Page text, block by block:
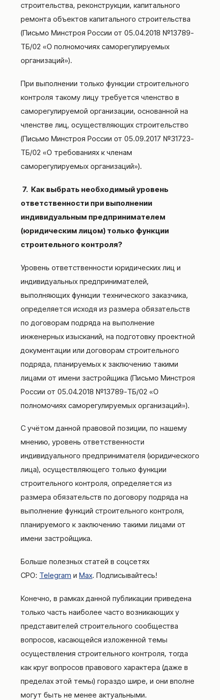
строительства, реконструкции, капитального
ремонта объектов капитального строительства
(Письмо Минстроя России от 05.04.2018 №13789-
ТБ/02 «О полномочиях саморегулируемых
организаций»).
При выполнении только функции строительного
контроля такому лицу требуется членство в
саморегулируемой организации, основанной на
членстве лиц, осуществляющих строительство
(Письмо Минстроя России от 05.09.2017 №31723-
ТБ/02 «О требованиях к членам
саморегулируемых организаций»).
7. Как выбрать необходимый уровень
ответственности при выполнении
индивидуальным предпринимателем
(юридическим лицом) только функции
строительного контроля?
Уровень ответственности юридических лиц и
индивидуальных предпринимателей,
выполняющих функции технического заказчика,
определяется исходя из размера обязательств
по договорам подряда на выполнение
инженерных изысканий, на подготовку проектной
документации или договорам строительного
подряда, планируемых к заключению такими
лицами от имени застройщика (Письмо Минстроя
России от 05.04.2018 №13789-ТБ/02 «О
полномочиях саморегулируемых организаций»).
С учётом данной правовой позиции, по нашему
мнению, уровень ответственности
индивидуального предпринимателя (юридического
лица), осуществляющего только функции
строительного контроля, определяется из
размера обязательств по договору подряда на
выполнение функций строительного контроля,
планируемого к заключению такими лицами от
имени застройщика.
Больше полезных статей в соцсетях
СРО: Telegram и Max. Подписывайтесь!
Конечно, в рамках данной публикации приведена
только часть наиболее часто возникающих у
представителей строительного сообщества
вопросов, касающейся изложенной темы
осуществления строительного контроля, тогда
как круг вопросов правового характера (даже в
пределах этой темы) гораздо шире, и они вполне
могут быть не менее актуальными.